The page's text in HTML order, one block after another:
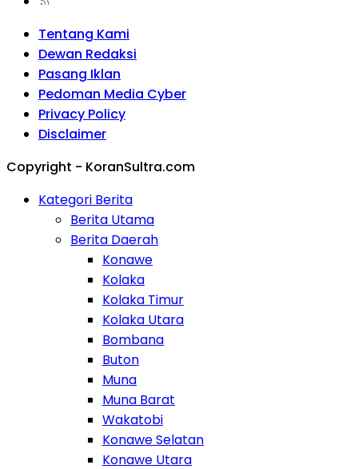
Tentang Kami
Dewan Redaksi
Pasang Iklan
Pedoman Media Cyber
Privacy Policy
Disclaimer
Copyright - KoranSultra.com
Kategori Berita
Berita Utama
Berita Daerah
Konawe
Kolaka
Kolaka Timur
Kolaka Utara
Bombana
Buton
Muna
Muna Barat
Wakatobi
Konawe Selatan
Konawe Utara